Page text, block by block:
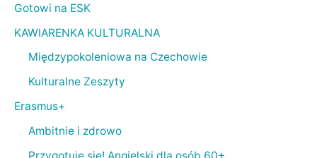
Gotowi na ESK
KAWIARENKA KULTURALNA
Międzypokoleniowa na Czechowie
Kulturalne Zeszyty
Erasmus+
Ambitnie i zdrowo